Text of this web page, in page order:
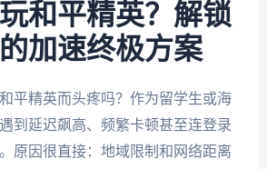
和平精英？解锁
加速终极方案
平精英而头疼吗？作为留学生或海
到延迟飙高、频繁卡顿甚至连登录
原因很直接：地域限制和网络距离